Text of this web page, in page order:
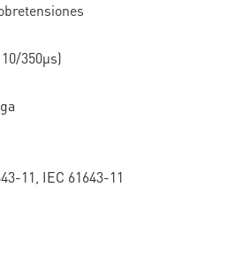
350µs)
11, IEC 61643-11